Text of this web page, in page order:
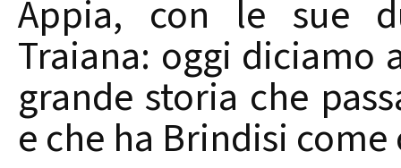
Appia, con le sue
Traiana: oggi diciamo
grande storia che
e che ha Brindisi